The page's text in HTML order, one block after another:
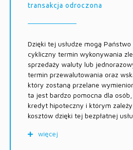
godzinach pracy Serwisu
składanie zleceń możliwe w
transakcja odroczona
Dzięki tej usłudze mogą Państwo
cykliczny termin wykonywania
sprzedaży waluty lub
termin przewalutowania oraz
który zostaną przelane
ta jest bardzo pomocna dla osób,
kredyt hipoteczny i którym
kosztów dzięki tej bezpłatnej
więcej